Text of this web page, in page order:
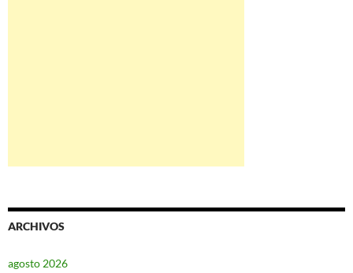
ARCHIVOS
agosto 2026